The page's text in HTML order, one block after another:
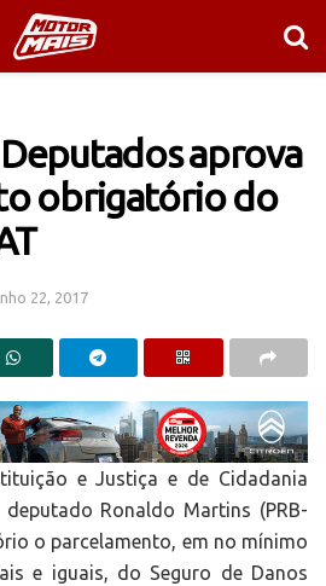
aprova
obrigatório do
22, 2017
e Justiça e de Cidadania
Ronaldo Martins (PRB-
o parcelamento, em no mínimo
e iguais, do Seguro de Danos